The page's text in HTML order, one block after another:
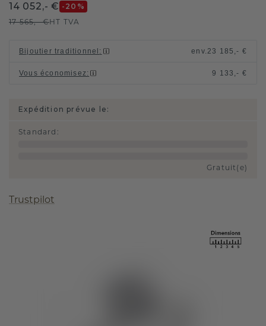
14 052,- € -20 %
17 565,- €HT TVA
Bijoutier traditionnel : env.23 185,- €
Vous économisez: 9 133,- €
Expédition prévue le:
Standard :
Gratuit(e)
Trustpilot